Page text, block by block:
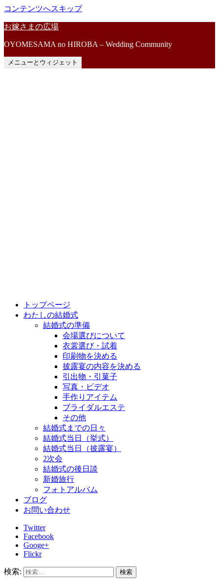
コンテンツへスキップ
お嫁さまの広場
OYOMESAMA no HIROBA – Wedding Community
メニューとウィジェット
トップページ
わたしの結婚式
結婚式の準備
会場選びについて
衣裳選び・試着
印刷物を決める
披露宴の内容を決める
引出物・引菓子
写真・ビデオ
手作りアイテム
ブライダルエステ
その他
結婚式までの日々
結婚式当日（挙式）
結婚式当日（披露宴）
2次会
結婚式の後日談
新婚旅行
フォトアルバム
ブログ
お問い合わせ
Twitter
Facebook
Googe+
Flickr
検索: